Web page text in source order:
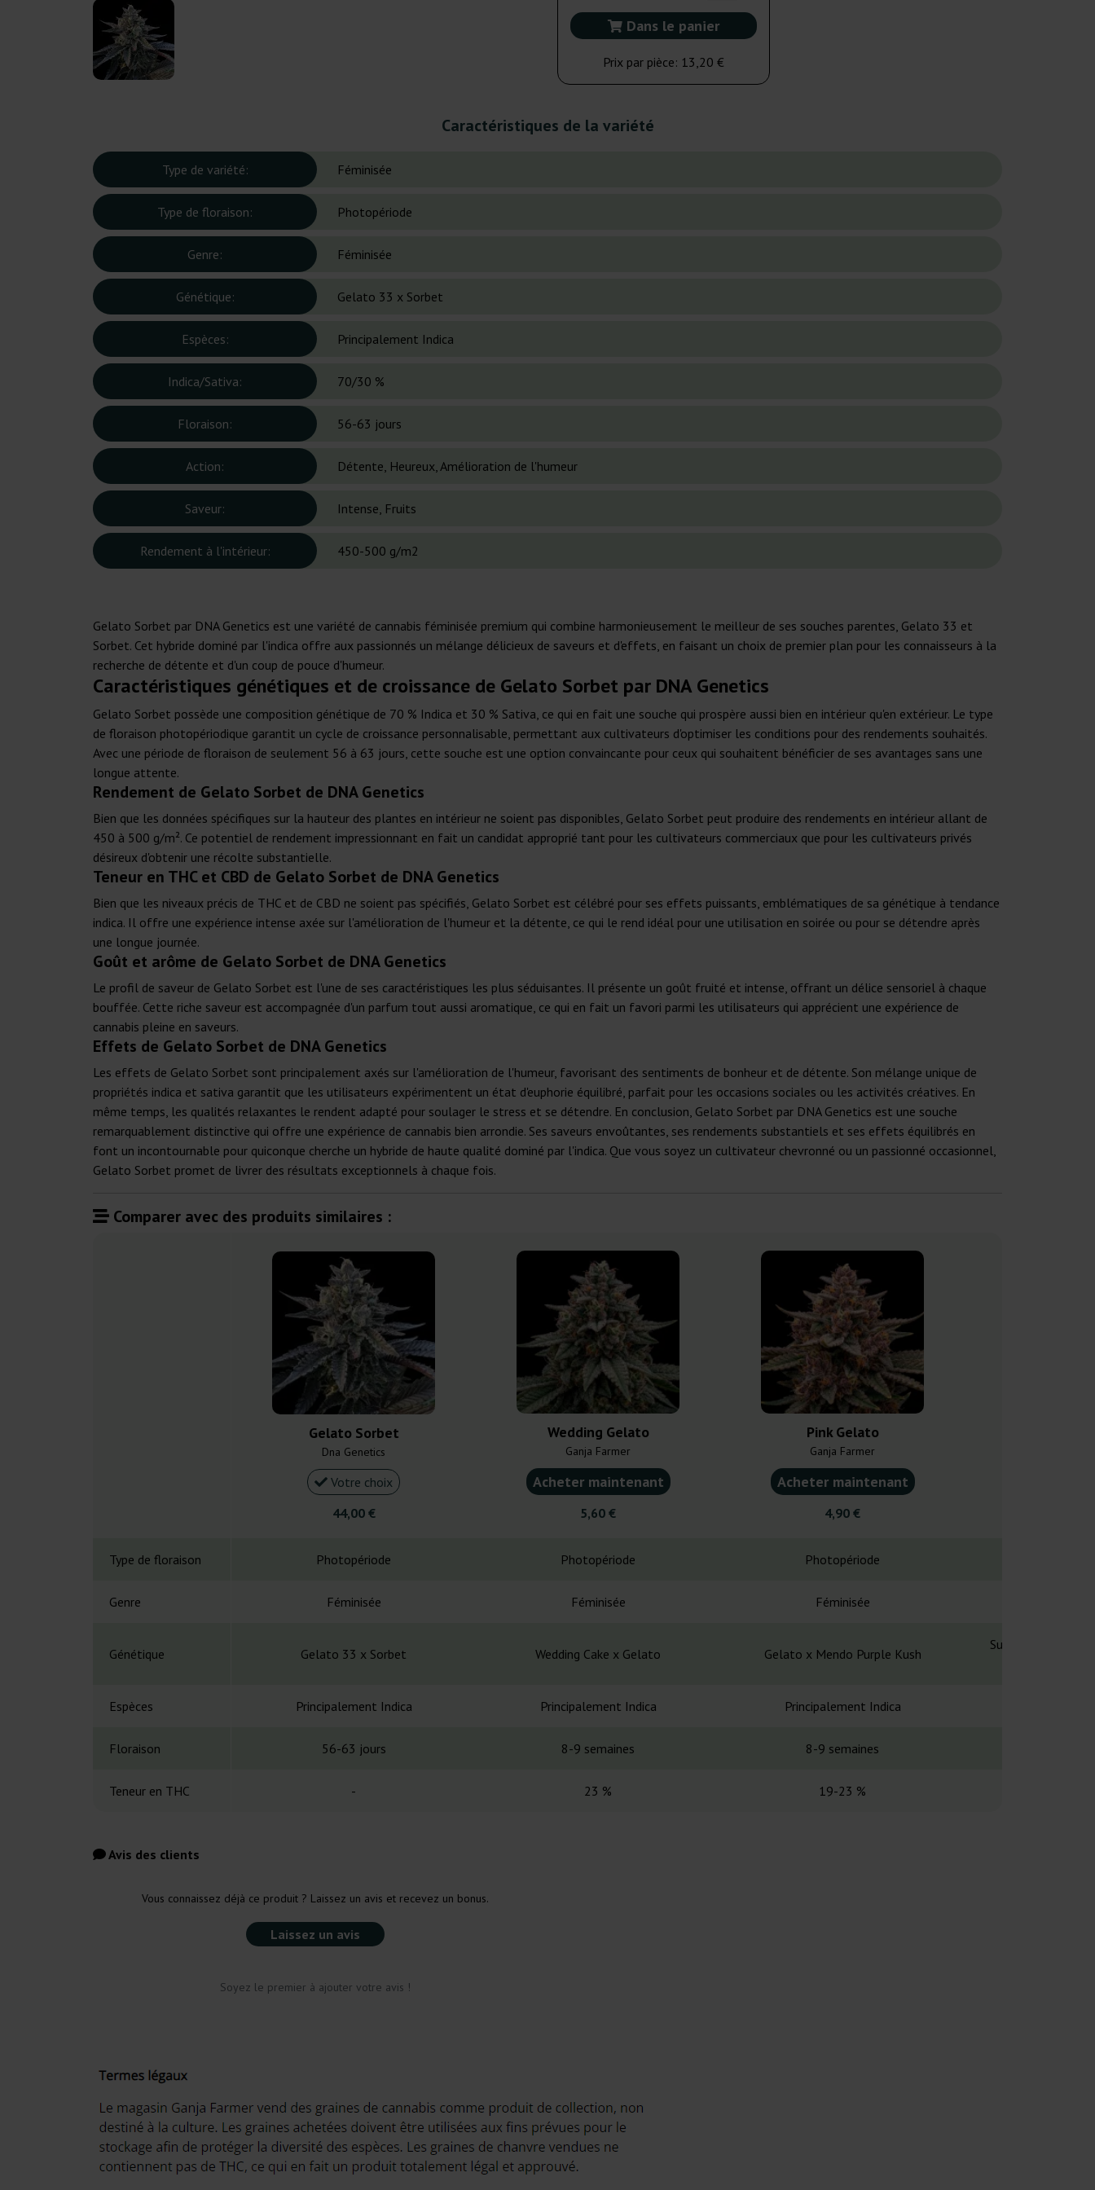
Dans le panier
Prix par pièce: 13,20 €
Caractéristiques de la variété
Type de variété: Féminisée
Type de floraison: Photopériode
Genre: Féminisée
Génétique: Gelato 33 x Sorbet
Espèces: Principalement Indica
Indica/Sativa: 70/30 %
Floraison: 56-63 jours
Action: Détente, Heureux, Amélioration de l'humeur
Saveur: Intense, Fruits
Rendement à l'intérieur: 450-500 g/m2
Gelato Sorbet par DNA Genetics est une variété de cannabis féminisée premium qui combine harmonieusement le meilleur de ses souches parentes, Gelato 33 et
Sorbet. Cet hybride dominé par l'indica offre aux passionnés un mélange délicieux de saveurs et d'effets, en faisant un choix de premier plan pour les connaisseurs à la
recherche de détente et d'un coup de pouce d'humeur.
Caractéristiques génétiques et de croissance de Gelato Sorbet par DNA Genetics
Gelato Sorbet possède une composition génétique de 70 % Indica et 30 % Sativa, ce qui en fait une souche qui prospère aussi bien en intérieur qu'en extérieur. Le type
de floraison photopériodique garantit un cycle de croissance personnalisable, permettant aux cultivateurs d'optimiser les conditions pour des rendements souhaités.
Avec une période de floraison de seulement 56 à 63 jours, cette souche est une option convaincante pour ceux qui souhaitent bénéficier de ses avantages sans une
longue attente.
Rendement de Gelato Sorbet de DNA Genetics
Bien que les données spécifiques sur la hauteur des plantes en intérieur ne soient pas disponibles, Gelato Sorbet peut produire des rendements en intérieur allant de
450 à 500 g/m². Ce potentiel de rendement impressionnant en fait un candidat approprié tant pour les cultivateurs commerciaux que pour les cultivateurs privés
désireux d'obtenir une récolte substantielle.
Teneur en THC et CBD de Gelato Sorbet de DNA Genetics
Bien que les niveaux précis de THC et de CBD ne soient pas spécifiés, Gelato Sorbet est célébré pour ses effets puissants, emblématiques de sa génétique à tendance
indica. Il offre une expérience intense axée sur l'amélioration de l'humeur et la détente, ce qui le rend idéal pour une utilisation en soirée ou pour se détendre après
une longue journée.
Goût et arôme de Gelato Sorbet de DNA Genetics
Le profil de saveur de Gelato Sorbet est l'une de ses caractéristiques les plus séduisantes. Il présente un goût fruité et intense, offrant un délice sensoriel à chaque
bouffée. Cette riche saveur est accompagnée d'un parfum tout aussi aromatique, ce qui en fait un favori parmi les utilisateurs qui apprécient une expérience de
cannabis pleine en saveurs.
Effets de Gelato Sorbet de DNA Genetics
Les effets de Gelato Sorbet sont principalement axés sur l'amélioration de l'humeur, favorisant des sentiments de bonheur et de détente. Son mélange unique de
propriétés indica et sativa garantit que les utilisateurs expérimentent un état d'euphorie équilibré, parfait pour les occasions sociales ou les activités créatives. En
même temps, les qualités relaxantes le rendent adapté pour soulager le stress et se détendre. En conclusion, Gelato Sorbet par DNA Genetics est une souche
remarquablement distinctive qui offre une expérience de cannabis bien arrondie. Ses saveurs envoûtantes, ses rendements substantiels et ses effets équilibrés en
font un incontournable pour quiconque cherche un hybride de haute qualité dominé par l'indica. Que vous soyez un cultivateur chevronné ou un passionné occasionnel,
Gelato Sorbet promet de livrer des résultats exceptionnels à chaque fois.
Comparer avec des produits similaires :
Gelato Sorbet
Dna Genetics
Votre choix
44,00 €
Wedding Gelato
Ganja Farmer
Acheter maintenant
5,60 €
Pink Gelato
Ganja Farmer
Acheter maintenant
4,90 €
Type de floraison Photopériode Photopériode Photopériode
Genre Féminisée Féminisée Féminisée
Génétique Gelato 33 x Sorbet Wedding Cake x Gelato Gelato x Mendo Purple Kush
Sunset Sherbet x
Espèces Principalement Indica Principalement Indica Principalement Indica
Floraison 56-63 jours 8-9 semaines 8-9 semaines
Teneur en THC - 23 % 19-23 %
Avis des clients
Vous connaissez déjà ce produit ? Laissez un avis et recevez un bonus.
Laissez un avis
Soyez le premier à ajouter votre avis !